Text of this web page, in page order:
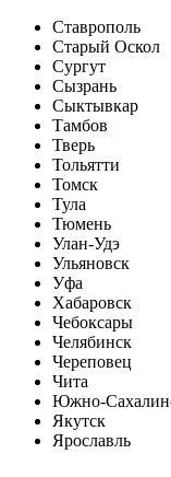
Ставрополь
Старый Оскол
Сургут
Сызрань
Сыктывкар
Тамбов
Тверь
Тольятти
Томск
Тула
Тюмень
Улан-Удэ
Ульяновск
Уфа
Хабаровск
Чебоксары
Челябинск
Череповец
Чита
Южно-
Якутск
Ярославль